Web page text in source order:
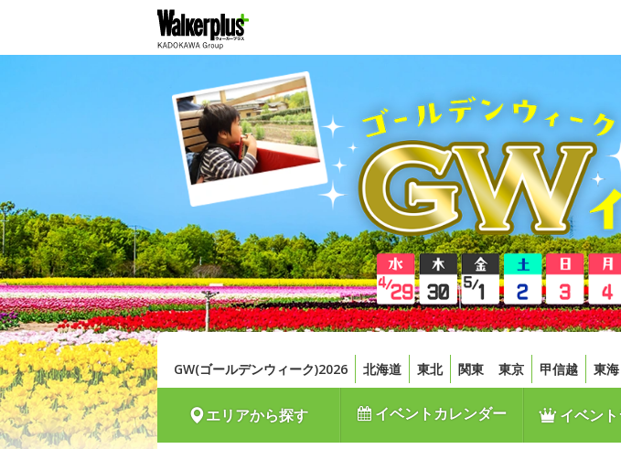
GW(ゴールデンウィーク)2026 北海道 東北 関東 東京 甲信越 東海
エリアから探す イベントカレンダー イベント